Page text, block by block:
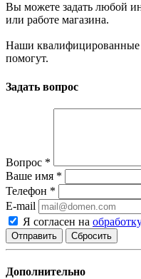
Вы можете задать любой
или работе магазина.
Наши квалифицированные
помогут.
Задать вопрос
Вопрос *
Ваше имя *
Телефон *
E-mail
Я согласен на
Сбросить
Дополнительно